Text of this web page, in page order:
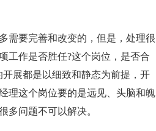
需要完善和改变的，但是，处理很
工作是否胜任?这个岗位，是否合
展都是以细致和静态为前提，开
理这个岗位要的是远见、头脑和魄
多问题不可以解决。